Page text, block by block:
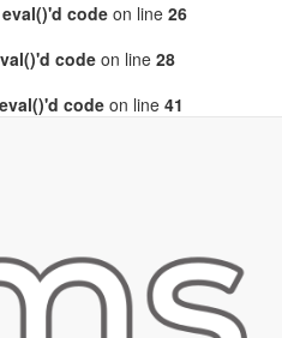
codeon line 26
codeon line 28
codeon line 41